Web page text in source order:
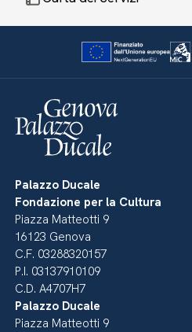
Palazzo Ducale
Fondazione per la Cultura
Piazza Matteotti 9
16123 Genova
C.F. 03288320157
P.I. 03137910109
C.D. A4707H7
Palazzo Ducale
Piazza Matteotti 9